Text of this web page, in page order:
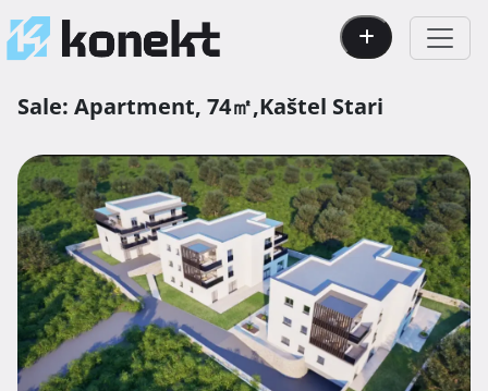
Sale: Apartment, 74㎡,Kaštel Stari